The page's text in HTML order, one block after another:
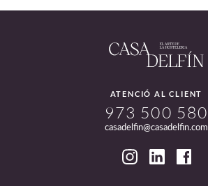
ATENCIÓ AL CLIENT
973 500 580
casadelfin@casadelfin.com